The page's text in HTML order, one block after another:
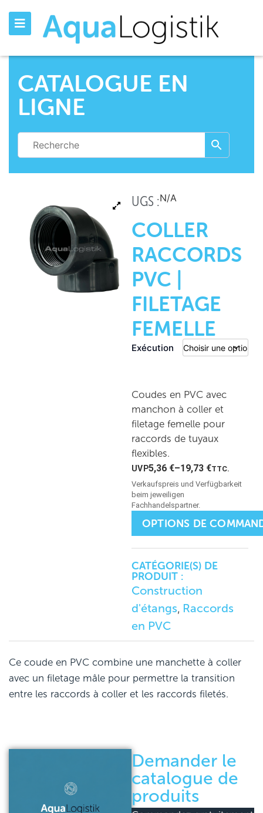
CATALOGUE EN
LIGNE
UGS :N/A
COLLER
RACCORDS
PVC |
FILETAGE
FEMELLE
Exécution
Coudes en PVC avec
manchon à coller et
filetage femelle pour
raccords de tuyaux
flexibles.
5,36 €–19,73 €TTC.
OPTIONS DE
CATÉGORIE(S) DE
PRODUIT :
Construction
d'étangs, Raccords
en PVC
Ce coude en PVC combine une manchette à coller
avec un filetage mâle pour permettre la transition
entre les raccords à coller et les raccords filetés.
Demander le
catalogue de
produits